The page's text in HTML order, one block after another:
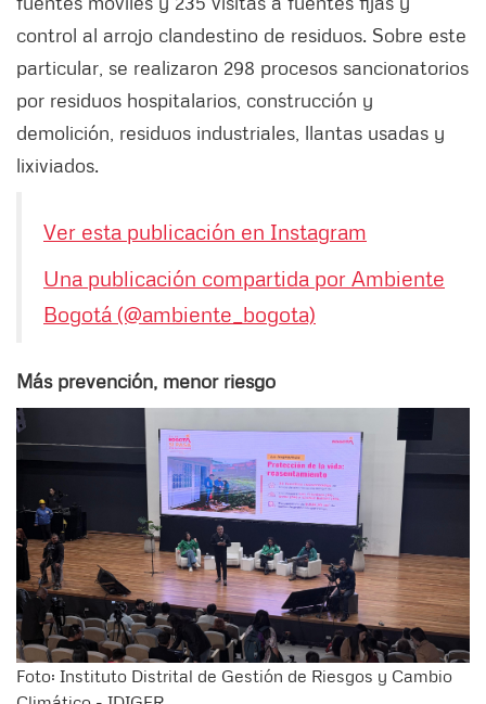
control al arrojo clandestino de residuos. Sobre este
particular, se realizaron 298 procesos sancionatorios
por residuos hospitalarios, construcción y
demolición, residuos industriales, llantas usadas y
lixiviados.
Ver esta publicación en Instagram
Una publicación compartida por Ambiente
Bogotá (@ambiente_bogota)
Más prevención, menor riesgo
Foto: Instituto Distrital de Gestión de Riesgos y Cambio